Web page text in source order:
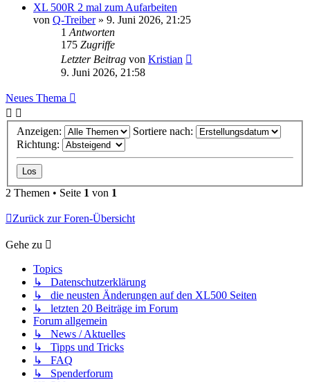
XL 500R 2 mal zum Aufarbeiten
von Q-Treiber» 9. Juni 2026, 21:25
1 Antworten
175 Zugriffe
Letzter Beitrag von Kristian
9. Juni 2026, 21:58
Neues Thema
Anzeigen:
Sortiere nach:
Richtung:
2 Themen • Seite 1 von 1
Zurück zur Foren-Übersicht
Gehe zu
Topics
↳ Datenschutzerklärung
↳ die neusten Änderungen auf den XL500 Seiten
↳ letzten 20 Beiträge im Forum
Forum allgemein
↳ News / Aktuelles
↳ Tipps und Tricks
↳ FAQ
↳ Spenderforum